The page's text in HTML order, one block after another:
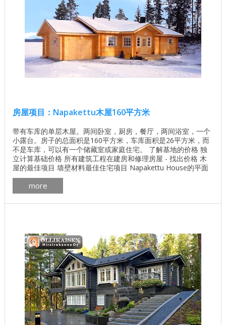
房屋项目：Napakettu木屋160平方米
带有车库的单层木屋。两间卧室，厨房，餐厅，两间浴室，一个
小露台。房子的总面积是160平方米，车库面积是26平方米，而
不是车库，可以有一个储藏室或家庭住宅。 了解基地的价格 独
立计算基础价格 所有建筑工程在建房和修理房屋 - 找出价格 木
屋的最佳项目 墙壁材料最佳住宅项目 Napakettu House的平面
图 Napakettu房子内部摄影 ...
more